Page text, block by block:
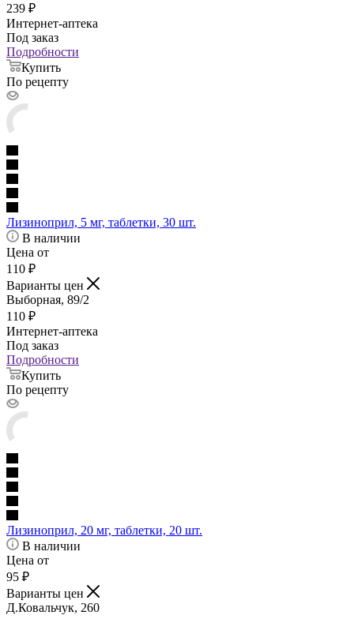
239 ₽
Интернет-аптека
Под заказ
Подробности
Купить
По рецепту
Лизиноприл, 5 мг, таблетки, 30 шт.
В наличии
Цена от
110 ₽
Варианты цен
Выборная, 89/2
110 ₽
Интернет-аптека
Под заказ
Подробности
Купить
По рецепту
Лизиноприл, 20 мг, таблетки, 20 шт.
В наличии
Цена от
95 ₽
Варианты цен
Д.Ковальчук, 260